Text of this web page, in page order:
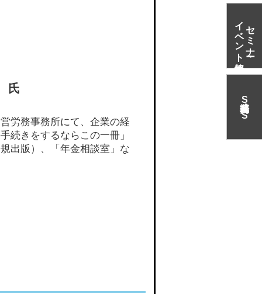
セミナー・
イベント情報
S
N
S
氏
労務事務所にて、企業の経
続きをするならこの一冊」
出版）、「年金相談室」な